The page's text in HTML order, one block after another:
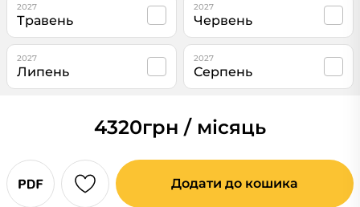
2027
Травень
2027
Червень
2027
Липень
2027
Серпень
4320грн / місяць
Додати до кошика